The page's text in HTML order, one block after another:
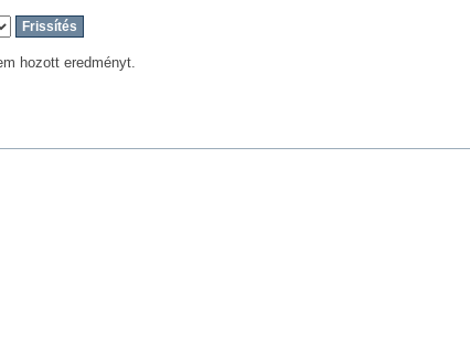
hozott eredményt.